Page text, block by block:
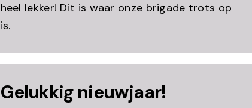
heel lekker! Dit is waar onze brigade trots op
is.
Gelukkig nieuwjaar!